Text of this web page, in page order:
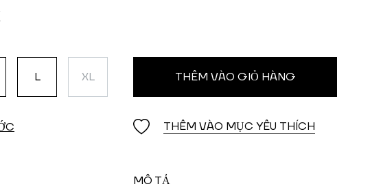
L XL THÊM VÀO GIỎ HÀNG
THÊM VÀO MỤC YÊU THÍCH
MÔ TẢ